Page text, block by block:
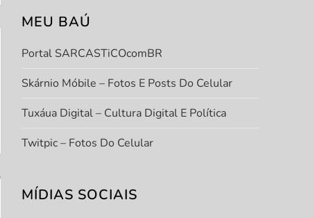
MEU BAÚ
Portal SARCASTiCOcomBR
Skárnio Móbile – Fotos E Posts Do Celular
Tuxáua Digital – Cultura Digital E Política
Twitpic – Fotos Do Celular
MÍDIAS SOCIAIS